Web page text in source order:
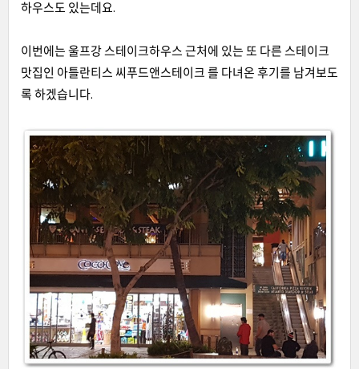
하우스도 있는데요.
이번에는 울프강 스테이크하우스 근처에 있는 또 다른 스테이크
맛집인 아틀란티스 씨푸드앤스테이크 를 다녀온 후기를 남겨보도
록 하겠습니다.